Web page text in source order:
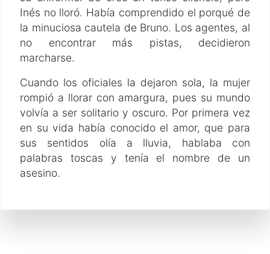
Inés no lloró. Había comprendido el porqué de
la minuciosa cautela de Bruno. Los agentes, al
no encontrar más pistas, decidieron
marcharse.
Cuando los oficiales la dejaron sola, la mujer
rompió a llorar con amargura, pues su mundo
volvía a ser solitario y oscuro. Por primera vez
en su vida había conocido el amor, que para
sus sentidos olía a lluvia, hablaba con
palabras toscas y tenía el nombre de un
asesino.